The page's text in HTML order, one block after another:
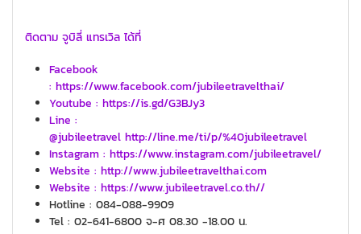
ติดตาม จูบิลี่ แทรเวิล ได้ที่
Facebook
: https://www.facebook.com/jubileetravelthai/
Youtube : https://is.gd/G3BJy3
Line :
@jubileetravel http://line.me/ti/p/%40jubileetravel
Instagram : https://www.instagram.com/jubileetravel/
Website : http://www.jubileetravelthai.com
Website : https://www.jubileetravel.co.th//
Hotline : 084-088-9909
Tel : 02-641-6800 จ-ศ 08.30 -18.00 น.